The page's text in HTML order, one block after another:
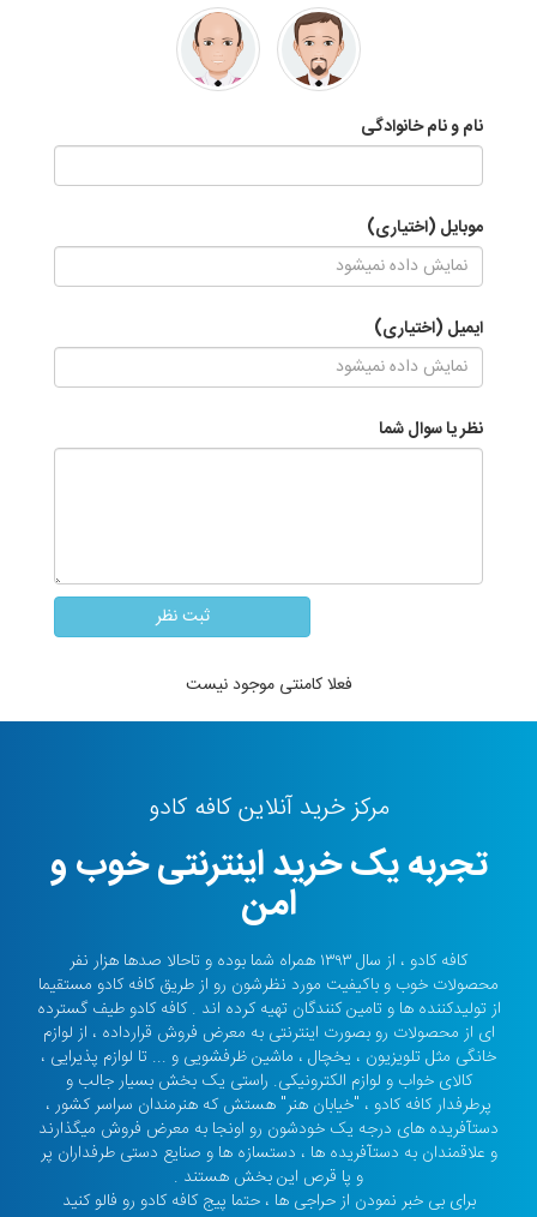
نام و نام خانوادگی
موبایل (اختیاری)
ایمیل (اختیاری)
نظر یا سوال شما
فعلا کامنتی موجود نیست
مرکز خرید آنلاین کافه کادو
تجربه یک خرید اینترنتی خوب و
امن
کافه کادو ، از سال ۱۳۹۳ همراه شما بوده و تاحالا صدها هزار نفر
محصولات خوب و باکیفیت مورد نظرشون رو از طریق کافه کادو مستقیما
از تولیدکننده ها و تامین کنندگان تهیه کرده اند . کافه کادو طیف گسترده
ای از محصولات رو بصورت اینترنتی به معرض فروش قرارداده ، از لوازم
خانگی مثل تلویزیون ، یخچال ، ماشین ظرفشویی و ... تا لوازم پذیرایی ،
کالای خواب و لوازم الکترونیکی. راستی یک بخش بسیار جالب و
پرطرفدار کافه کادو ، "خیابان هنر" هستش که هنرمندان سراسر کشور ،
دستآفریده های درجه یک خودشون رو اونجا به معرض فروش میگذارند
و علاقمندان به دستآفریده ها ، دستسازه ها و صنایع دستی طرفداران پر
و پا قرص این بخش هستند .
برای بی خبر نمودن از حراجی ها ، حتما پیج کافه کادو رو فالو کنید